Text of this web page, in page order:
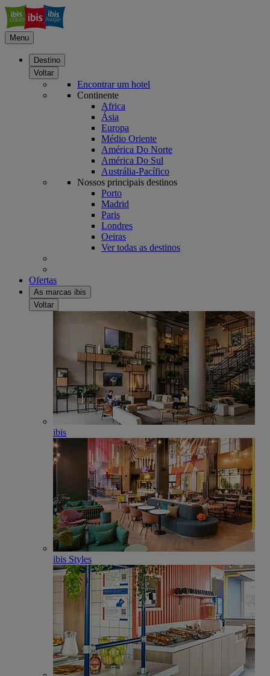
Menu
Destino
Voltar
Encontrar um hotel
Continente
Africa
Ásia
Europa
Médio Oriente
América Do Norte
América Do Sul
Austrália-Pacífico
Nossos principais destinos
Porto
Madrid
Paris
Londres
Oeiras
Ver todas as destinos
Ofertas
As marcas ibis
Voltar
ibis
ibis Styles